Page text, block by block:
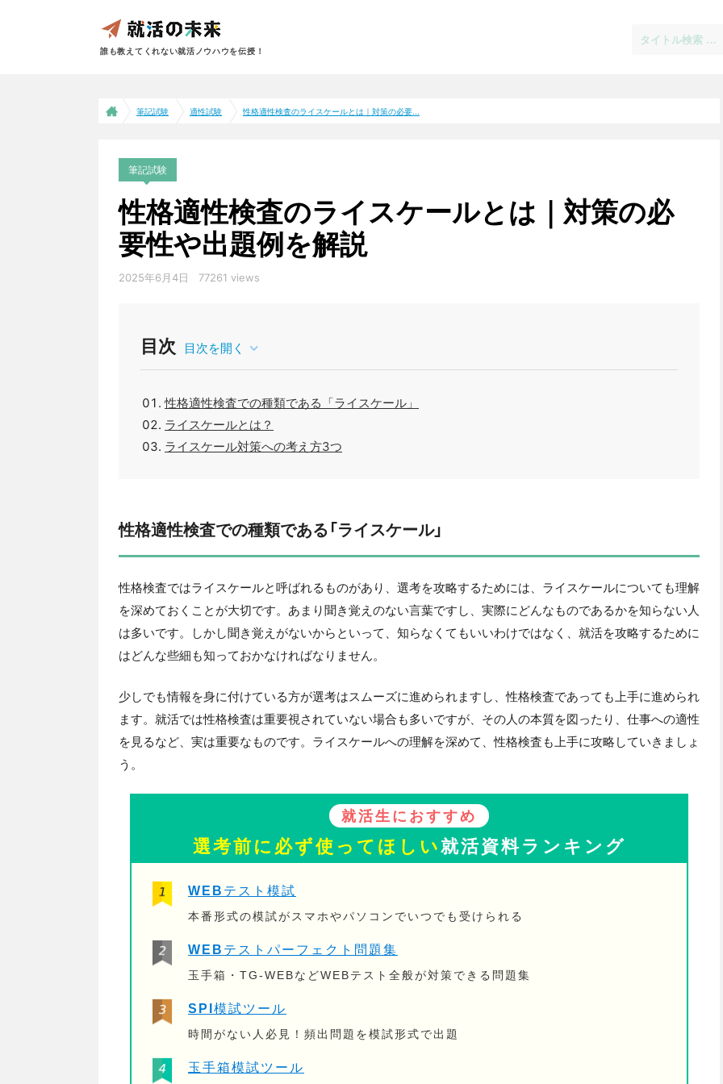
誰も教えてくれない就活ノウハウを伝授！
筆記試験 適性試験 性格適性検査のライスケールとは｜対策の必要...
筆記試験
性格適性検査のライスケールとは｜対策の必
要性や出題例を解説
2025年6月4日 77261 views
目次 目次を開く
性格適性検査での種類である「ライスケール」
ライスケールとは？
ライスケール対策への考え方3つ
性格適性検査での種類である「ライスケール」
性格検査ではライスケールと呼ばれるものがあり、選考を攻略するためには、ライスケールについても理解
を深めておくことが大切です。あまり聞き覚えのない言葉ですし、実際にどんなものであるかを知らない人
は多いです。しかし聞き覚えがないからといって、知らなくてもいいわけではなく、就活を攻略するために
はどんな些細も知っておかなければなりません。
少しでも情報を身に付けている方が選考はスムーズに進められますし、性格検査であっても上手に進められ
ます。就活では性格検査は重要視されていない場合も多いですが、その人の本質を図ったり、仕事への適性
を見るなど、実は重要なものです。ライスケールへの理解を深めて、性格検査も上手に攻略していきましょ
う。
就活生におすすめ
選考前に必ず使ってほしい就活資料ランキング
WEBテスト模試
本番形式の模試がスマホやパソコンでいつでも受けられる
WEBテストパーフェクト問題集
玉手箱・TG-WEBなどWEBテスト全般が対策できる問題集
SPI模試ツール
時間がない人必見！頻出問題を模試形式で出題
玉手箱模試ツール